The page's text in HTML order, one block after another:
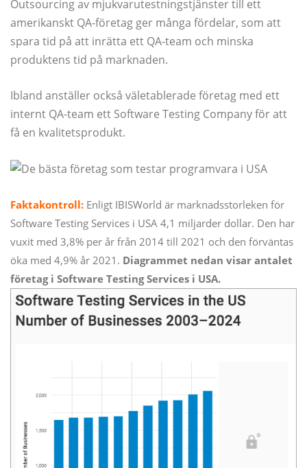
Outsourcing av mjukvarutestningstjänster till ett
amerikanskt QA-företag ger många fördelar, som att
spara tid på att inrätta ett QA-team och minska
produktens tid på marknaden.
Ibland anställer också väletablerade företag med ett
internt QA-team ett Software Testing Company för att
få en kvalitetsprodukt.
Faktakontroll: Enligt IBISWorld är marknadsstorleken för
Software Testing Services i USA 4,1 miljarder dollar. Den har
vuxit med 3,8% per år från 2014 till 2021 och den förväntas
öka med 4,9% år 2021. Diagrammet nedan visar antalet
företag i Software Testing Services i USA.